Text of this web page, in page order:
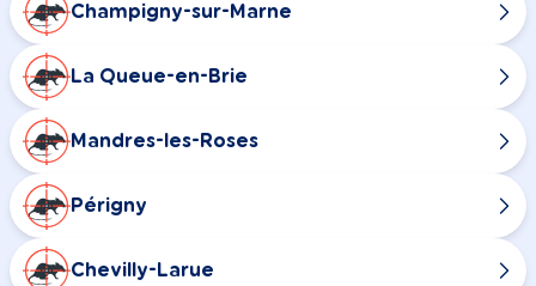
Champigny-sur-Marne
La Queue-en-Brie
Mandres-les-Roses
Périgny
Chevilly-Larue